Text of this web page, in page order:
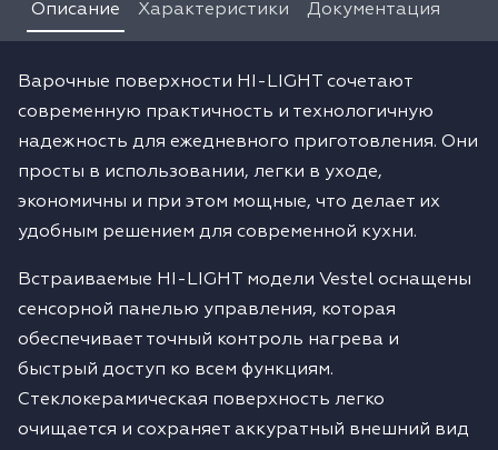
Описание Характеристики Документация
Варочные поверхности HI-LIGHT сочетают
современную практичность и технологичную
надежность для ежедневного приготовления. Они
просты в использовании, легки в уходе,
экономичны и при этом мощные, что делает их
удобным решением для современной кухни.
Встраиваемые HI-LIGHT модели Vestel оснащены
сенсорной панелью управления, которая
обеспечивает точный контроль нагрева и
быстрый доступ ко всем функциям.
Стеклокерамическая поверхность легко
очищается и сохраняет аккуратный внешний вид